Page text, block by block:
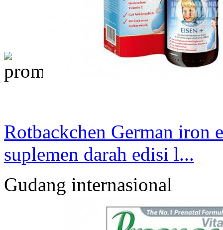
Rotbackchen German iron
suplemen darah edisi l...
Gudang internasional